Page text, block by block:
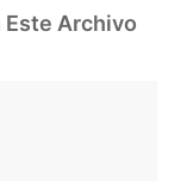
Este Archivo